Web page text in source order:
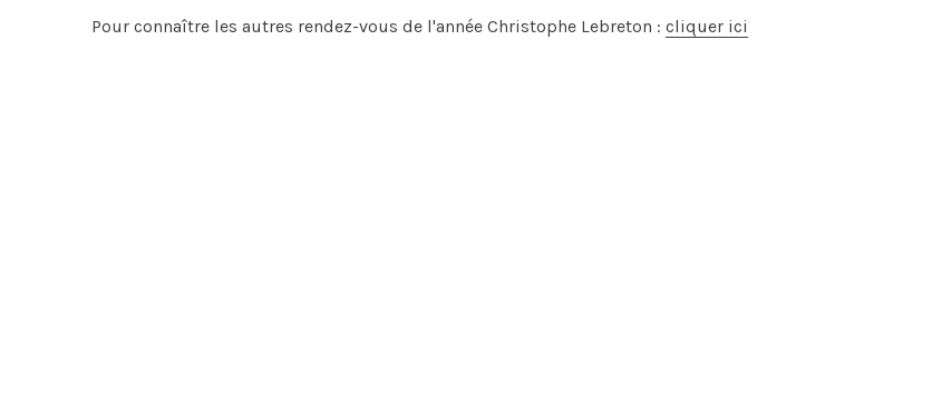
Pour connaître les autres rendez-vous de l'année Christophe Lebreton : cliquer ici